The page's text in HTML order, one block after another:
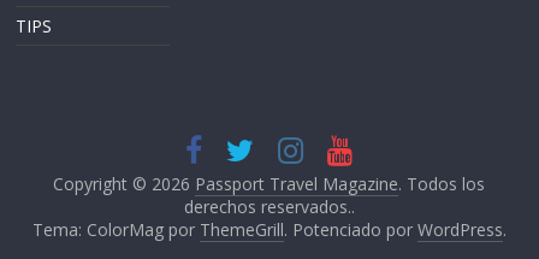
TIPS
Copyright © 2026 Passport Travel Magazine. Todos los
derechos reservados..
Tema: ColorMag por ThemeGrill. Potenciado por WordPress.